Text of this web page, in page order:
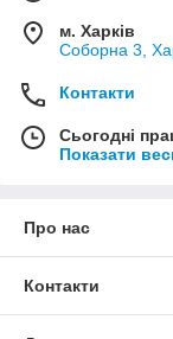
м. Харків
Соборна 3,
Контакти
Сьогодні
Показати
Про нас
Контакти